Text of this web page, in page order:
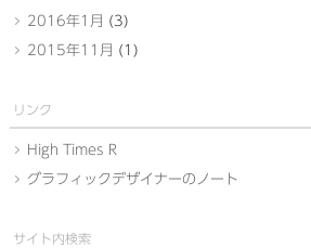
2016年1月 (3)
2015年11月 (1)
リンク
High Times R
グラフィックデザイナーのノート
サイト内検索